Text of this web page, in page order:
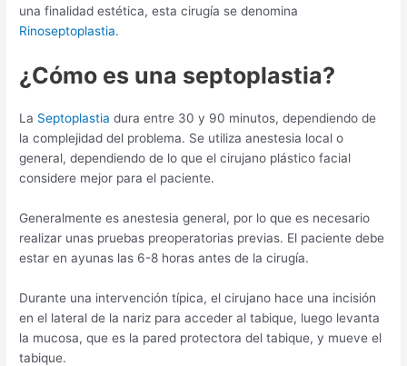
una finalidad estética, esta cirugía se denomina
Rinoseptoplastia.
¿Cómo es una septoplastia?
La Septoplastia dura entre 30 y 90 minutos, dependiendo de
la complejidad del problema. Se utiliza anestesia local o
general, dependiendo de lo que el cirujano plástico facial
considere mejor para el paciente.
Generalmente es anestesia general, por lo que es necesario
realizar unas pruebas preoperatorias previas. El paciente debe
estar en ayunas las 6-8 horas antes de la cirugía.
Durante una intervención típica, el cirujano hace una incisión
en el lateral de la nariz para acceder al tabique, luego levanta
la mucosa, que es la pared protectora del tabique, y mueve el
tabique.